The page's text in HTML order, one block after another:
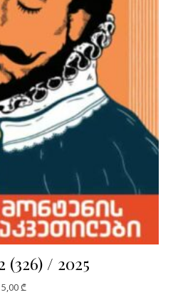
/ 2025
5,00₾